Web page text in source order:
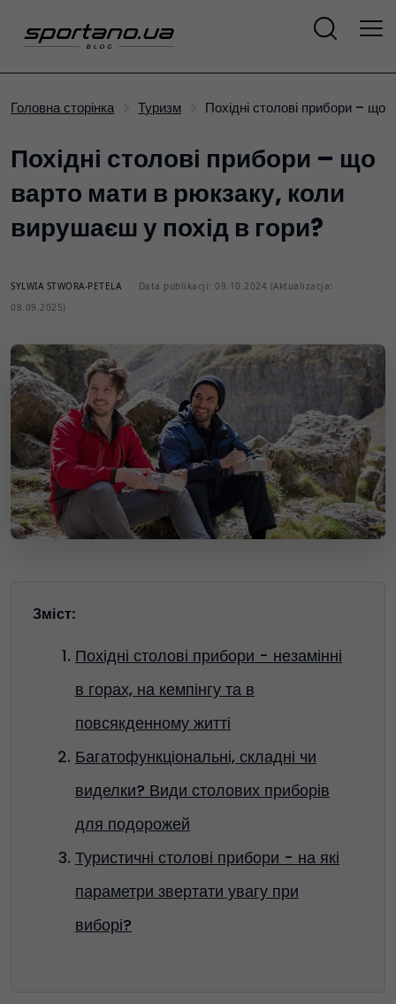
Головна сторінка Туризм Похідні столові прибори –
Похідні столові прибори – що
варто мати в рюкзаку, коли
вирушаєш у похід в гори?
SYLWIA STWORA-PETELA
Data publikacji: 09.10.2024 (Aktualizacja:
08.09.2025)
Зміст:
Похідні столові прибори - незамінні
в горах, на кемпінгу та в
повсякденному житті
Багатофункціональні, складні чи
виделки? Види столових приборів
для подорожей
Туристичні столові прибори - на які
параметри звертати увагу при
виборі?